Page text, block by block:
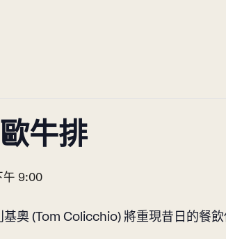
牛排
午 9:00
基奧 (Tom Colicchio) 將重現昔日的餐